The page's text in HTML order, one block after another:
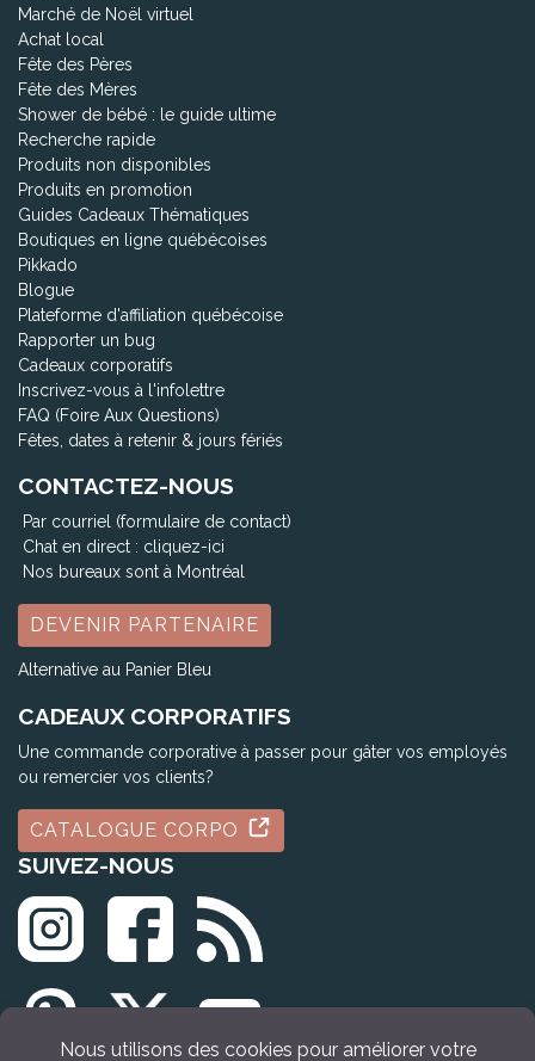
Marché de Noël virtuel
Achat local
Fête des Pères
Fête des Mères
Shower de bébé : le guide ultime
Recherche rapide
Produits non disponibles
Produits en promotion
Guides Cadeaux Thématiques
Boutiques en ligne québécoises
Pikkado
Blogue
Plateforme d'affiliation québécoise
Rapporter un bug
Cadeaux corporatifs
Inscrivez-vous à l'infolettre
FAQ (Foire Aux Questions)
Fêtes, dates à retenir & jours fériés
CONTACTEZ-NOUS
Par courriel (formulaire de contact)
Chat en direct : cliquez-ici
Nos bureaux sont à Montréal
DEVENIR PARTENAIRE
Alternative au Panier Bleu
CADEAUX CORPORATIFS
Une commande corporative à passer pour gâter vos employés
ou remercier vos clients?
CATALOGUE CORPO
SUIVEZ-NOUS